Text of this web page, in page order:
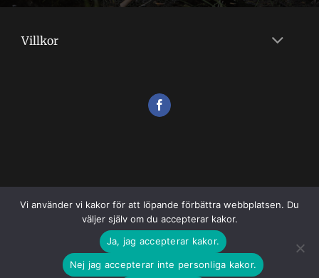
Villkor
Copyright 2026 ©Flugshopen
Vi använder vi kakor för att löpande förbättra webbplatsen. Du
väljer själv om du accepterar kakor.
Ja, jag accepterar kakor.
Nej jag accepterar inte personliga kakor.